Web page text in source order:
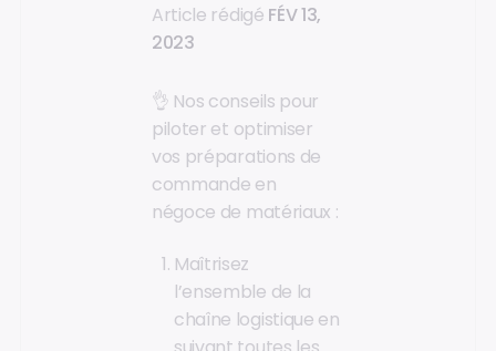
Article rédigé FÉV 13,
2023
👌 Nos conseils pour
piloter et optimiser
vos préparations de
commande en
négoce de matériaux :
Maîtrisez
l’ensemble de la
chaîne logistique en